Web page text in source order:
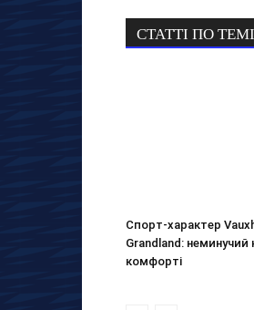
СТАТТІ ПО ТЕМІ
Спорт-характер
Grandland: неминучий
комфорті